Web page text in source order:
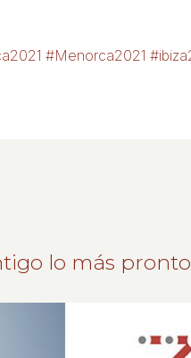
#Menorca2021
lo más